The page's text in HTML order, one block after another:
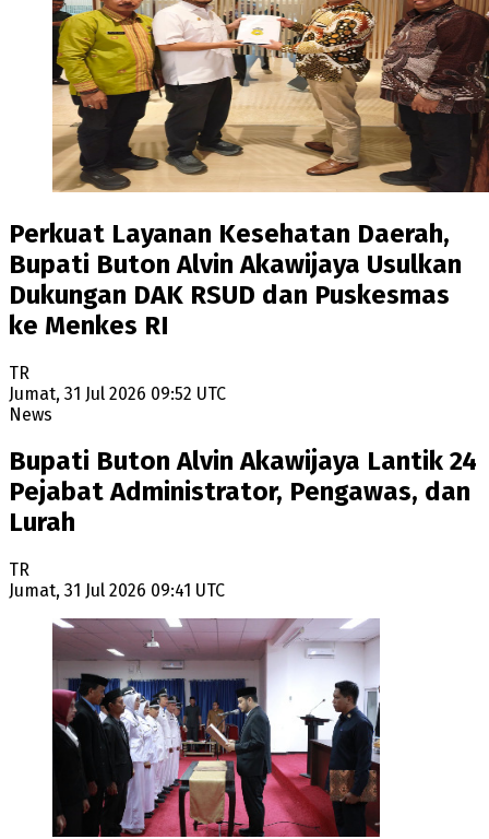
Perkuat Layanan Kesehatan Daerah,
Bupati Buton Alvin Akawijaya Usulkan
Dukungan DAK RSUD dan Puskesmas
ke Menkes RI
TR
Jumat, 31 Jul 2026 09:52 UTC
News
Bupati Buton Alvin Akawijaya Lantik 24
Pejabat Administrator, Pengawas, dan
Lurah
TR
Jumat, 31 Jul 2026 09:41 UTC